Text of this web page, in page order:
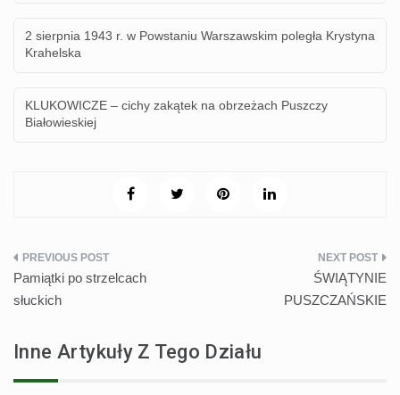
2 sierpnia 1943 r. w Powstaniu Warszawskim poległa Krystyna
Krahelska
KLUKOWICZE – cichy zakątek na obrzeżach Puszczy
Białowieskiej
Nawigacja
wpisu
Pamiątki po strzelcach
słuckich
ŚWIĄTYNIE
PUSZCZAŃSKIE
Inne Artykuły Z Tego Działu